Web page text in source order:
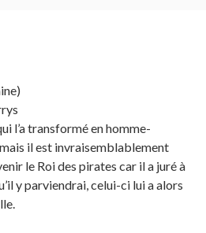
l’a transformé en homme-
il est invraisemblablement
le Roi des pirates car il a juré à
y parviendrai, celui-ci lui a alors